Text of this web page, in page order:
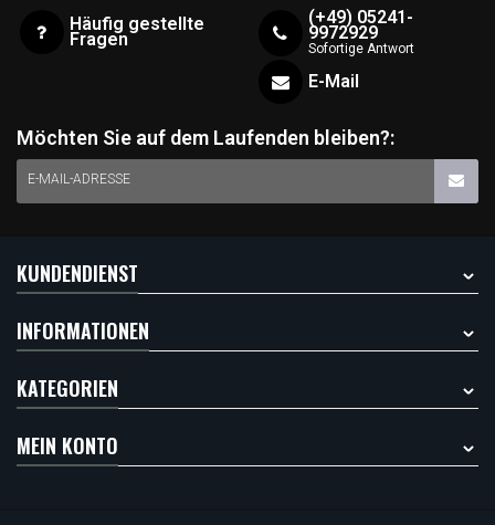
Häufig gestellte
Fragen
(+49) 05241-
9972929
Sofortige Antwort
E-Mail
Möchten Sie auf dem Laufenden bleiben?:
E-MAIL-ADRESSE
KUNDENDIENST
INFORMATIONEN
KATEGORIEN
MEIN KONTO